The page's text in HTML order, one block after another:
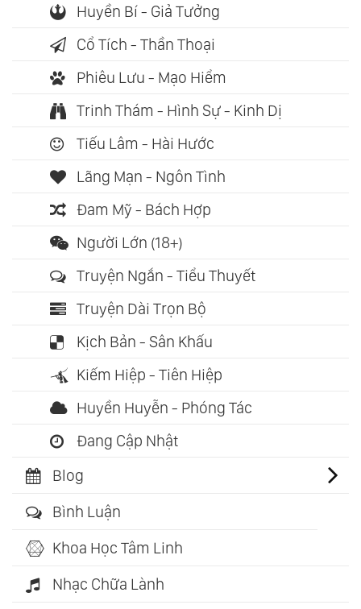
Huyền Bí - Giả Tưởng
Cổ Tích - Thần Thoại
Phiêu Lưu - Mạo Hiểm
Trinh Thám - Hình Sự - Kinh Dị
Tiếu Lâm - Hài Hước
Lãng Mạn - Ngôn Tình
Đam Mỹ - Bách Hợp
Người Lớn (18+)
Truyện Ngắn - Tiểu Thuyết
Truyện Dài Trọn Bộ
Kịch Bản - Sân Khấu
Kiếm Hiệp - Tiên Hiệp
Huyền Huyễn - Phóng Tác
Đang Cập Nhật
Blog
Bình Luận
Khoa Học Tâm Linh
Nhạc Chữa Lành